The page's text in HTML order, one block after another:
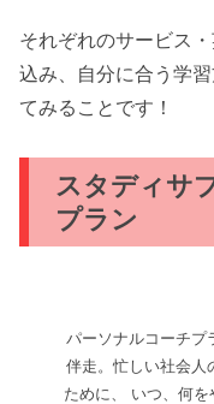
それぞれのサービス
込み、自分に合う学
てみることです！
スタディサ
プラン
パーソナルコーチプ
伴走。忙しい社会人
ために、 いつ、何